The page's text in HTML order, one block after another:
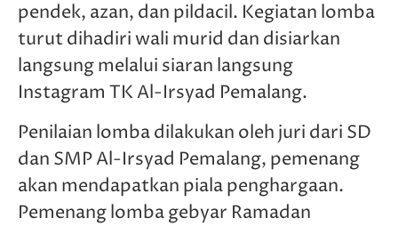
pendek, azan, dan pildacil. Kegiatan lomba
turut dihadiri wali murid dan disiarkan
langsung melalui siaran langsung
Instagram TK Al-Irsyad Pemalang.
Penilaian lomba dilakukan oleh juri dari SD
dan SMP Al-Irsyad Pemalang, pemenang
akan mendapatkan piala penghargaan.
Pemenang lomba gebyar Ramadan